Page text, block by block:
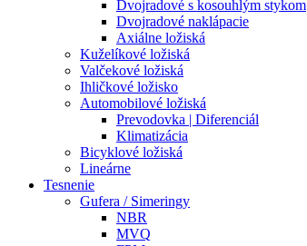
Dvojradové s kosouhlým stykom
Dvojradové naklápacie
Axiálne ložiská
Kuželíkové ložiská
Valčekové ložiská
Ihličkové ložisko
Automobilové ložiská
Prevodovka | Diferenciál
Klimatizácia
Bicyklové ložiská
Lineárne
Tesnenie
Gufera / Simeringy
NBR
MVQ